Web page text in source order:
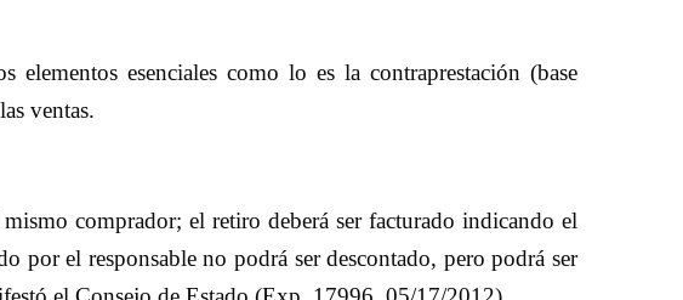
esenciales como lo es la contraprestación (base
ventas.
comprador; el retiro deberá ser facturado indicando el
el responsable no podrá ser descontado, pero podrá ser